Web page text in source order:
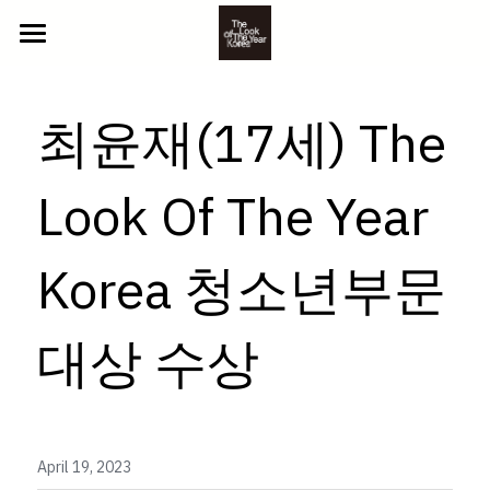
2025 참가자
YOUTH
BEYOND
CLASSIC
NEWS
CONTACT
GALLERY
VIDEO
참가 신청
최윤재(17세) The
Look Of The Year
Korea 청소년부문
대상 수상
April 19, 2023